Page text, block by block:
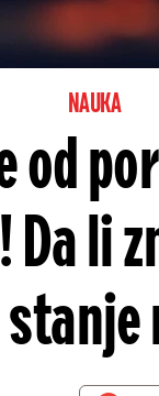
NAUKA
od
Da li